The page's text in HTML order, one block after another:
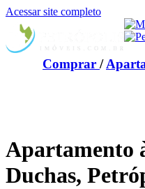
Acessar site completo
Comprar /
Apartamento
Duchas,